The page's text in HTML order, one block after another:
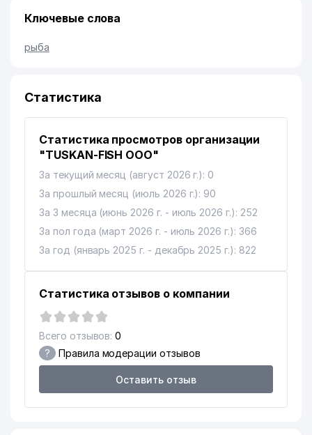
Ключевые слова
рыба
Статистика
Статистика просмотров организации
"TUSKAN-FISH ООО"
За текущий месяц (август 2026 г.): 0
За прошлый месяц (июль 2026 г.): 90
За 3 месяца (июнь 2026 г. - июль 2026 г.): 252
За пол года (март 2026 г. - июль 2026 г.): 366
За год (январь 2025 г. - декабрь 2025 г.): 822
Статистика отзывов о компании
Всего отзывов: 0
? Правила модерации отзывов
Оставить отзыв